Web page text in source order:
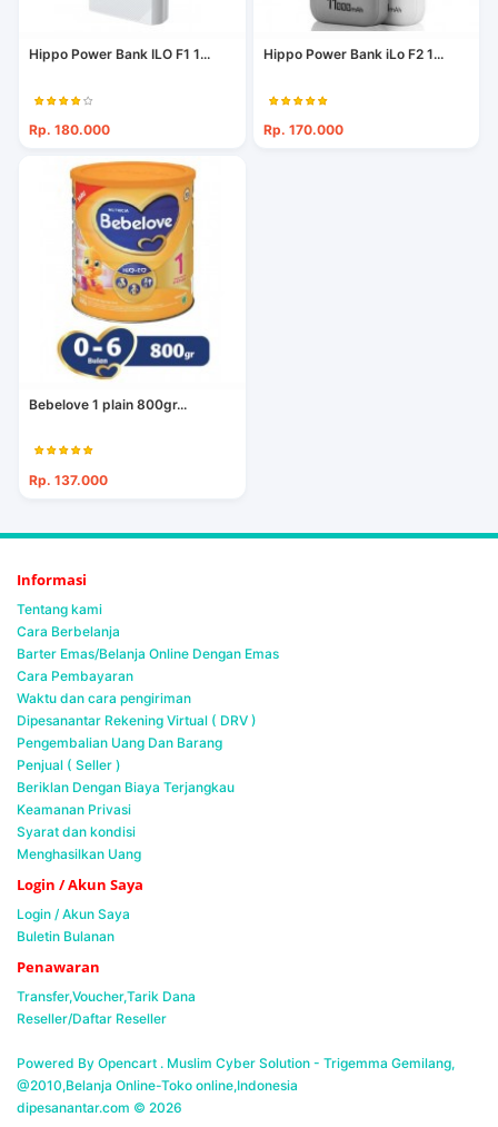
Hippo Power Bank ILO F1 1...
Rp. 180.000
Hippo Power Bank iLo F2 1...
Rp. 170.000
Bebelove 1 plain 800gr...
Rp. 137.000
Informasi
Tentang kami
Cara Berbelanja
Barter Emas/Belanja Online Dengan Emas
Cara Pembayaran
Waktu dan cara pengiriman
Dipesanantar Rekening Virtual ( DRV )
Pengembalian Uang Dan Barang
Penjual ( Seller )
Beriklan Dengan Biaya Terjangkau
Keamanan Privasi
Syarat dan kondisi
Menghasilkan Uang
Login / Akun Saya
Login / Akun Saya
Buletin Bulanan
Penawaran
Transfer,Voucher,Tarik Dana
Reseller/Daftar Reseller
Powered By Opencart . Muslim Cyber Solution - Trigemma Gemilang,
@2010,Belanja Online-Toko online,Indonesia
dipesanantar.com © 2026